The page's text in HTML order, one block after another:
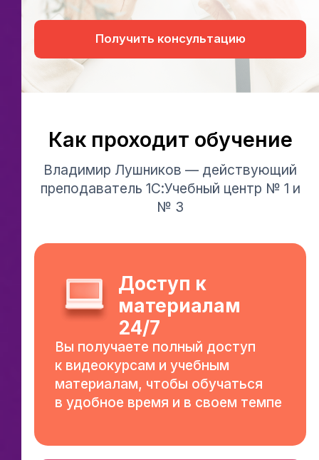
Получить консультацию
Как проходит обучение
Владимир Лушников — действующий
преподаватель 1С:Учебный центр № 1 и
№ 3
Доступ к
материалам
24/7
Вы получаете полный доступ
к видеокурсам и учебным
материалам, чтобы обучаться
в удобное время и в своем темпе